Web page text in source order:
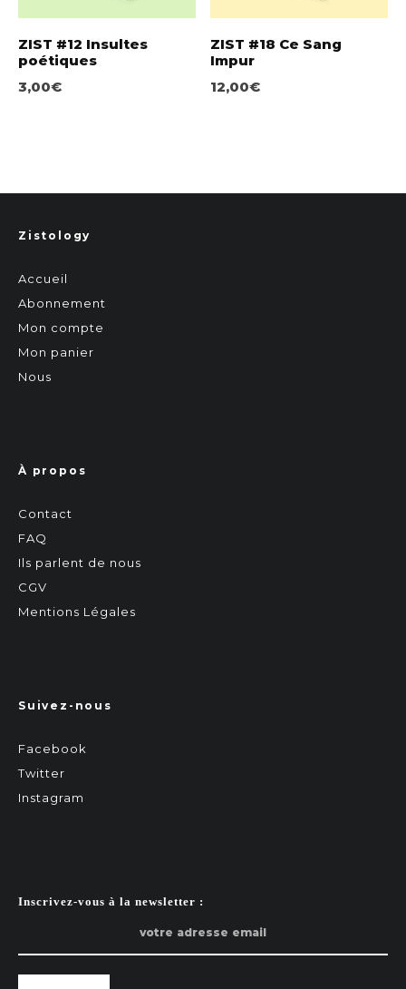
ZIST #12 Insultes
poétiques
3,00€
ZIST #18 Ce Sang
Impur
12,00€
Zistology
Accueil
Abonnement
Mon compte
Mon panier
Nous
À propos
Contact
FAQ
Ils parlent de nous
CGV
Mentions Légales
Suivez-nous
Facebook
Twitter
Instagram
Inscrivez-vous à la newsletter :